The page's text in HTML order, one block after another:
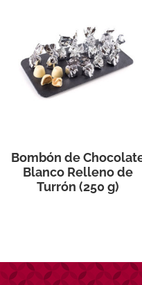
Bombón de
Blanco Relleno de
Turrón (250 g)